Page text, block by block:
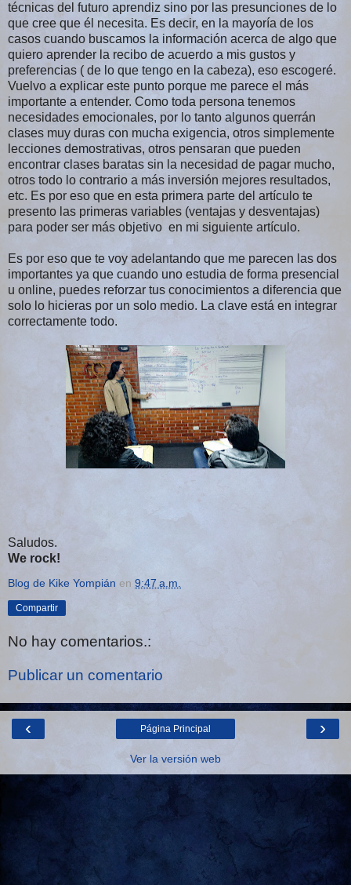
técnicas del futuro aprendiz sino por las presunciones de lo
que cree que él necesita. Es decir, en la mayoría de los
casos cuando buscamos la información acerca de algo que
quiero aprender la recibo de acuerdo a mis gustos y
preferencias ( de lo que tengo en la cabeza), eso escogeré.
Vuelvo a explicar este punto porque me parece el más
importante a entender. Como toda persona tenemos
necesidades emocionales, por lo tanto algunos querrán
clases muy duras con mucha exigencia, otros simplemente
lecciones demostrativas, otros pensaran que pueden
encontrar clases baratas sin la necesidad de pagar mucho,
otros todo lo contrario a más inversión mejores resultados,
etc. Es por eso que en esta primera parte del artículo te
presento las primeras variables (ventajas y desventajas)
para poder ser más objetivo en mi siguiente artículo.
Es por eso que te voy adelantando que me parecen las dos
importantes ya que cuando uno estudia de forma presencial
u online, puedes reforzar tus conocimientos a diferencia que
solo lo hicieras por un solo medio. La clave está en integrar
correctamente todo.
Saludos.
We rock!
Blog de Kike Yompián en 9:47 a.m.
Compartir
No hay comentarios.:
Publicar un comentario
‹ ›
Página Principal
Ver la versión web